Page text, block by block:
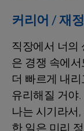
커리어 / 재정
직장에서 너의
은 경쟁 속에
더 빠르게 내
유리해질 거야
나는 시기라서